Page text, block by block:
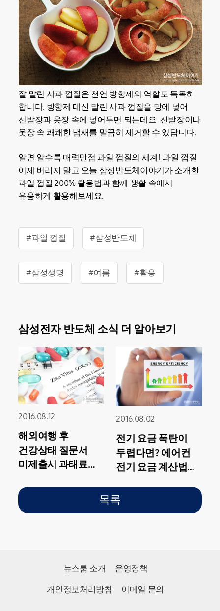
잘 말린 사과 껍질은 천연 방향제의 역할도 톡톡히
합니다. 방향제 대신 말린 사과 껍질을 망에 넣어
신발장과 옷장 속에 넣어두면 되는데요. 신발장이나
옷장 속 쾌쾌한 냄새를 말끔히 제거할 수 있답니다.
알면 알수록 매력만점 과일 껍질의 세계! 과일 껍질
이제 버리지 말고 오늘 삼성반도체이야기가 소개한
과일 껍질 200% 활용법과 함께 생활 속에서
유용하게 활용해보세요.
#과일 껍질 #삼성반도체
#삼성생명 #여름 #활용
삼성전자 반도체 소식 더 알아보기
2016.08.12
해외여행 후
건강상태 질문서
미제출시 과태료
검역법과
해외감염병 정보를
2016.08.02
전기 요금 폭탄이
두렵다면? 에어컨
전기 요금 계산법과
목록
뉴스룸 소개 운영정책
개인정보처리방침 이메일 문의